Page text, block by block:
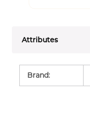
Attributes
Brand: